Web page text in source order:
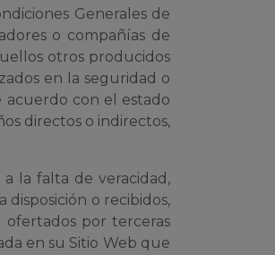
Generales de
o compañías de
otros producidos
en la seguridad o
acuerdo con el estado
directos o indirectos,
la falta de veracidad,
o recibidos,
ofertados por terceras
en su Sitio Web que